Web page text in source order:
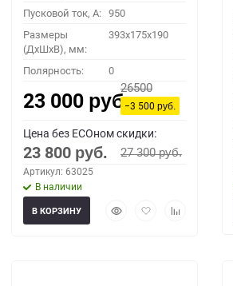
Пусковой ток, A: 950
Размеры
(ДхШхВ), мм:
393x175x190
Полярность: 0
23 000 руб.
26500
−3 500руб.
Цена без ECOном скидки:
23 800 руб. 27 300руб.
Артикул: 63025
В наличии
БыстрыйДобавитьДобавить
В КОРЗИНУ